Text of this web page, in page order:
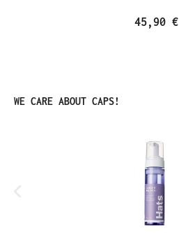
45,90 €
Produktgalerie überspringen
WE CARE ABOUT CAPS!